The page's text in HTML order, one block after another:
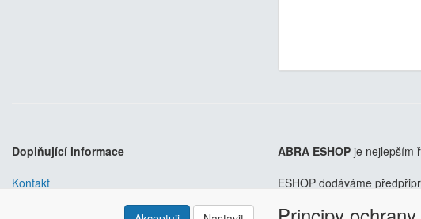
Doplňující informace
Kontakt
ABRA ESHOP je nejlepším
ESHOP dodáváme